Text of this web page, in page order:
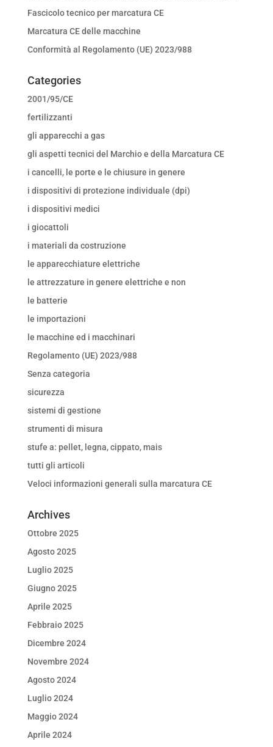
Fascicolo tecnico per marcatura CE
Marcatura CE delle macchine
Conformità al Regolamento (UE) 2023/988
Categories
2001/95/CE
fertilizzanti
gli apparecchi a gas
gli aspetti tecnici del Marchio e della Marcatura CE
i cancelli, le porte e le chiusure in genere
i dispositivi di protezione individuale (dpi)
i dispositivi medici
i giocattoli
i materiali da costruzione
le apparecchiature elettriche
le attrezzature in genere elettriche e non
le batterie
le importazioni
le macchine ed i macchinari
Regolamento (UE) 2023/988
Senza categoria
sicurezza
sistemi di gestione
strumenti di misura
stufe a: pellet, legna, cippato, mais
tutti gli articoli
Veloci informazioni generali sulla marcatura CE
Archives
Ottobre 2025
Agosto 2025
Luglio 2025
Giugno 2025
Aprile 2025
Febbraio 2025
Dicembre 2024
Novembre 2024
Agosto 2024
Luglio 2024
Maggio 2024
Aprile 2024